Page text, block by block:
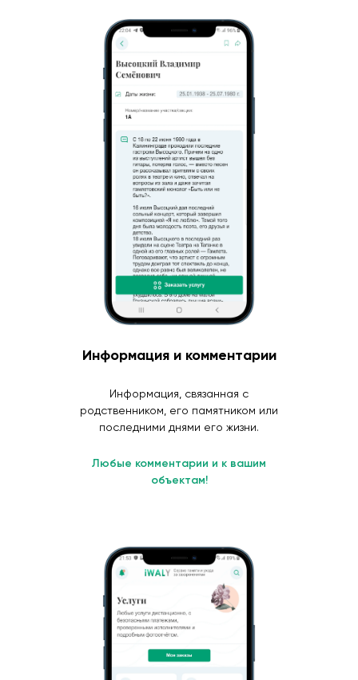
Информация и комментарии
Информация, связанная с
родственником, его памятником или
последними днями его жизни.
Любые комментарии и к вашим
объектам!